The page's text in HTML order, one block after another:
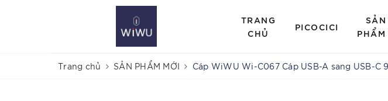
TRANG
CHỦ
PICOCICI
SẢN
PHẨM
Trang chủ SẢN PHẨM MỚI Cáp WiWU Wi-C067 Cáp USB-A sang USB-C